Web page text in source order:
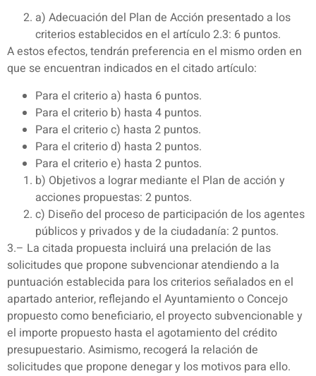
a) Adecuación del Plan de Acción presentado a los
criterios establecidos en el artículo 2.3: 6 puntos.
A estos efectos, tendrán preferencia en el mismo orden en
que se encuentran indicados en el citado artículo:
Para el criterio a) hasta 6 puntos.
Para el criterio b) hasta 4 puntos.
Para el criterio c) hasta 2 puntos.
Para el criterio d) hasta 2 puntos.
Para el criterio e) hasta 2 puntos.
b) Objetivos a lograr mediante el Plan de acción y
acciones propuestas: 2 puntos.
c) Diseño del proceso de participación de los agentes
públicos y privados y de la ciudadanía: 2 puntos.
3.– La citada propuesta incluirá una prelación de las
solicitudes que propone subvencionar atendiendo a la
puntuación establecida para los criterios señalados en el
apartado anterior, reflejando el Ayuntamiento o Concejo
propuesto como beneficiario, el proyecto subvencionable y
el importe propuesto hasta el agotamiento del crédito
presupuestario. Asimismo, recogerá la relación de
solicitudes que propone denegar y los motivos para ello.